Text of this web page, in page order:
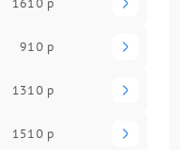
910 р
1310 р
1510 р